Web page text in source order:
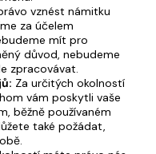
vznést námitku
za účelem
mít pro
důvod, nebudeme
zpracovávat.
Za určitých okolností
vám poskytli vaše
běžně používaném
také požádat,